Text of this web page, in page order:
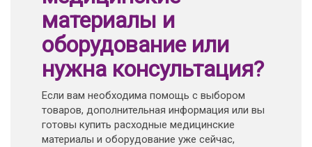
материалы и
оборудование или
нужна консультация?
Если вам необходима помощь с выбором
товаров, дополнительная информация или вы
готовы купить расходные медицинские
материалы и оборудование уже сейчас,